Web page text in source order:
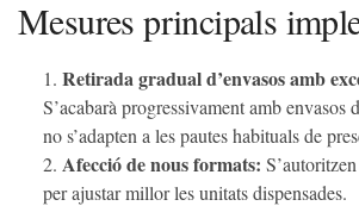
Mesures principals
Retirada gradual d’envasos amb
S’acabarà progressivament amb envasos
no s’adapten a les pautes habituals de
Afecció de nous formats:
per ajustar millor les unitats dispensades.